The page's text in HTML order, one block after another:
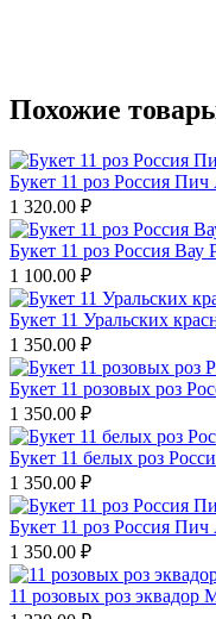
Похожие
Букет 11 роз Россия
1 320.00 ₽
Букет 11 роз Россия Вау
1 100.00 ₽
Букет 11 Уральских
1 350.00 ₽
Букет 11 розовых роз
1 350.00 ₽
Букет 11 белых роз
1 350.00 ₽
Букет 11 роз Россия
1 350.00 ₽
11 розовых роз эквадор